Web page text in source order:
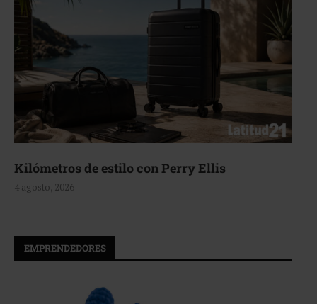
Ellis Aerie, texturas que
EMPRENDEDORES